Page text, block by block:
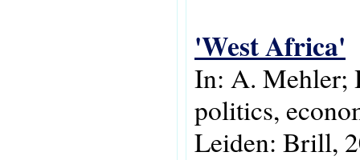
'West Africa'
In: A. Mehler;
politics,
Leiden: Brill,